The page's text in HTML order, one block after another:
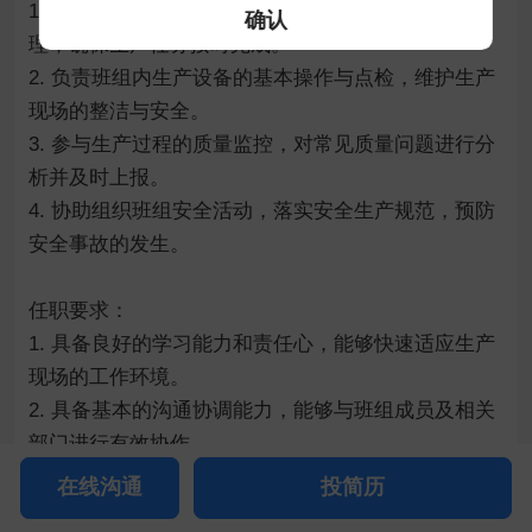
1. 协助生产班长进行日常生产计划的执行与现场管
理，确保生产任务按时完成。
2. 负责班组内生产设备的基本操作与点检，维护生产
现场的整洁与安全。
3. 参与生产过程的质量监控，对常见质量问题进行分
析并及时上报。
4. 协助组织班组安全活动，落实安全生产规范，预防
安全事故的发生。
任职要求：
1. 具备良好的学习能力和责任心，能够快速适应生产
现场的工作环境。
2. 具备基本的沟通协调能力，能够与班组成员及相关
部门进行有效协作。
3. 对生产流程、质量意识或安全规范有初步了解或愿
在线沟通 投简历
确认